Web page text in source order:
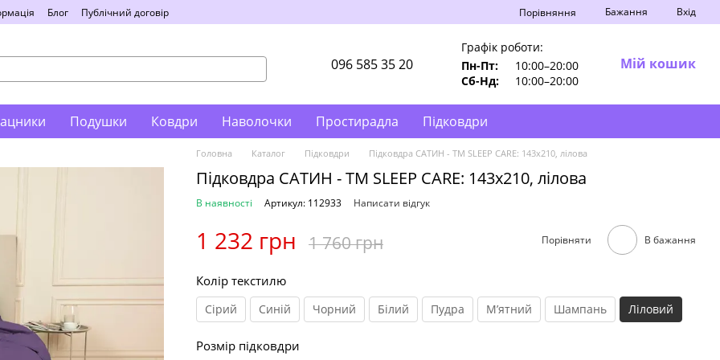
Блог Публічний договір Порівняння Бажання Вхід
096 585 35 20
Графік роботи:
Пн-Пт:
10:00–20:00
Сб-Нд:
10:00–20:00
Мій кошик
Подушки Ковдри Наволочки Простирадла Підковдри
Головна Каталог Підковдри Підковдра САТИН - TM SLEEP CARE: 143х210, лілова
Підковдра САТИН - TM SLEEP CARE: 143х210, лілова
В наявності Артикул: 112933 Написати відгук
1 232 грн 1 760 грн Порівняти В бажання
Колір текстилю
Сірий Синій Чорний Білий Пудра Мʼятний Шампань Ліловий
Розмір підковдри